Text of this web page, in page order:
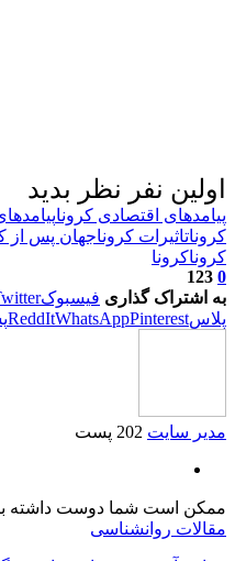
اولین نفر نظر بدید
پیامدهای اقتصادی کرونا
کروناتاثیرات کروناجهان پس از
کروناکرونا
0
123
به اشتراک گذاری فیسبوک
پلاس
ReddItWhatsAppPinterest
مدیر سایت 202 پست
ممکن است شما دوست داشته
مقالات روانشناسی